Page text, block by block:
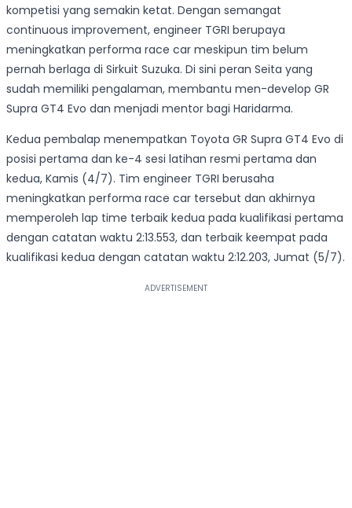
kompetisi yang semakin ketat. Dengan semangat
continuous improvement, engineer TGRI berupaya
meningkatkan performa race car meskipun tim belum
pernah berlaga di Sirkuit Suzuka. Di sini peran Seita yang
sudah memiliki pengalaman, membantu men-develop GR
Supra GT4 Evo dan menjadi mentor bagi Haridarma.
Kedua pembalap menempatkan Toyota GR Supra GT4 Evo di
posisi pertama dan ke-4 sesi latihan resmi pertama dan
kedua, Kamis (4/7). Tim engineer TGRI berusaha
meningkatkan performa race car tersebut dan akhirnya
memperoleh lap time terbaik kedua pada kualifikasi pertama
dengan catatan waktu 2:13.553, dan terbaik keempat pada
kualifikasi kedua dengan catatan waktu 2:12.203, Jumat (5/7).